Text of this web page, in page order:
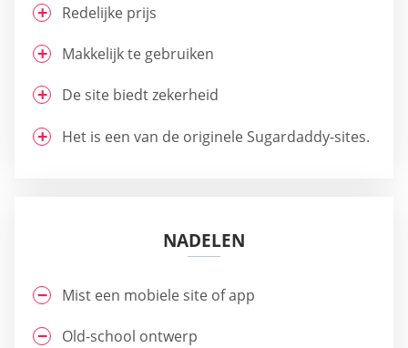
Redelijke prijs
Makkelijk te gebruiken
De site biedt zekerheid
Het is een van de originele Sugardaddy-sites.
NADELEN
Mist een mobiele site of app
Old-school ontwerp